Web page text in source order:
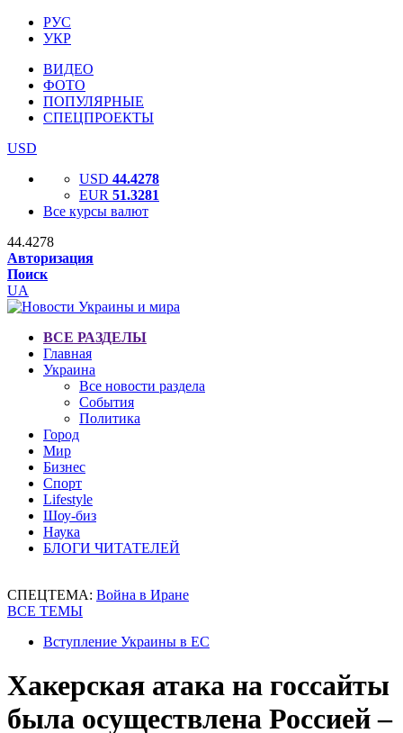
РУС
УКР
ВИДЕО
ФОТО
ПОПУЛЯРНЫЕ
СПЕЦПРОЕКТЫ
USD
USD 44.4278
EUR 51.3281
Все курсы валют
44.4278
Авторизация
Поиск
UA
ВСЕ РАЗДЕЛЫ
Главная
Украина
Все новости раздела
События
Политика
Город
Мир
Бизнес
Спорт
Lifestyle
Шоу-биз
Наука
БЛОГИ ЧИТАТЕЛЕЙ
СПЕЦТЕМА: Война в Иране
ВСЕ ТЕМЫ
Вступление Украины в ЕС
Хакерская атака на госсайты
была осуществлена Россией –